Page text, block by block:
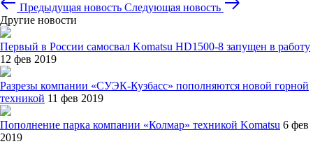
Предыдущая новость Следующая новость
Другие новости
Первый в России самосвал Komatsu HD1500-8 запущен в работу
12 фев 2019
Разрезы компании «СУЭК-Кузбасс» пополняются новой горной
техникой 11 фев 2019
Пополнение парка компании «Колмар» техникой Komatsu 6 фев
2019